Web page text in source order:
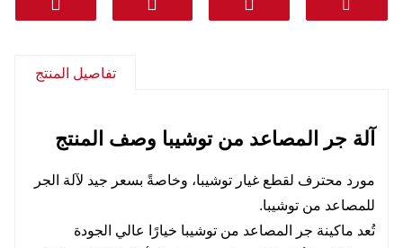
ساعي:DHL FEDEX TNT UPS AREMEX
كوريا وجنوب آسيا والشرق الأوسط (المملكة العربية
تفاصيل المنتج
آلة جر المصاعد من توشيبا وصف المنتج
مورد محترف لقطع غيار توشيبا، وخاصةً بسعر جيد لآلة الجر
للمصاعد من توشيبا.
تُعد ماكينة جر المصاعد من توشيبا خيارًا عالي الجودة